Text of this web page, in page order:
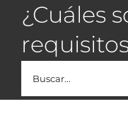
¿Cuáles